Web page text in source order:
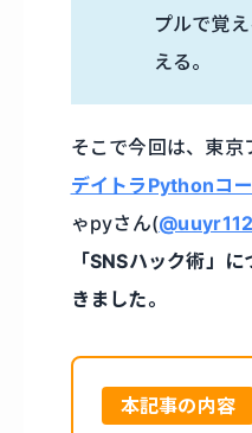
プルで覚
える。
そこで今回は、東京
デイトラPythonコ
ゃpyさん(@uuyr112
「SNSハック術」
きました。
本記事の内容